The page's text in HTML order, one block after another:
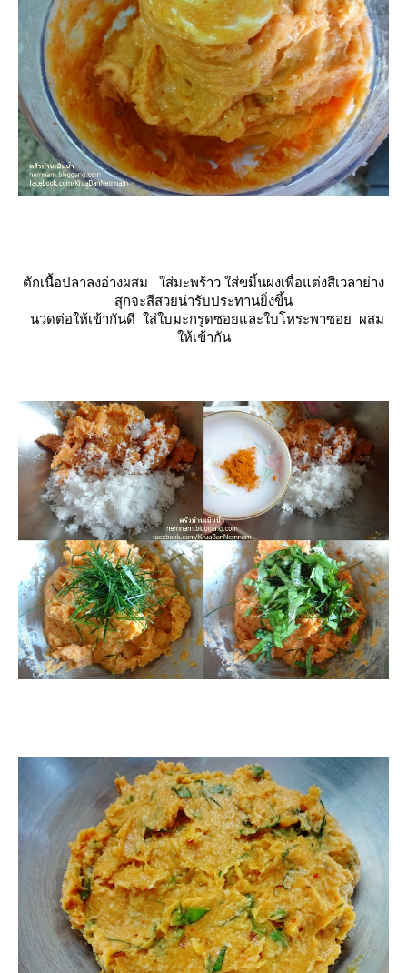
ตักเนื้อปลาลงอ่างผสม ใส่มะพร้าว ใส่ขมิ้นผงเพื่อแต่งสีเวลาย่าง
สุกจะสีสวยน่ารับประทานยิ่งขึ้น
นวดต่อให้เข้ากันดี ส่ใบมะกรูดซอยและใบโหระพาซอย ผสม
ห้เข้ากัน